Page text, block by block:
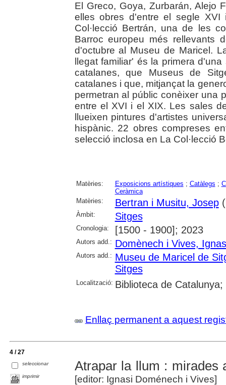
El Greco, Goya, Zurbarán, Alejo
elles obres d'entre el segle
Col·lecció Bertrán, una de les
Barroc europeu més rellevants
d'octubre al Museu de Maricel.
llegat familiar' és la primera
catalanes, que Museus de
catalanes i que, mitjançat la
permetran al públic conèixer una
entre el XVI i el XIX. Les sales
llueixen pintures d'artistes
hispànic. 22 obres compreses
selecció inclosa en La Col·lecció
Matèries: Exposicions artístiques ; Catàlegs ;
Ceràmica
Matèries:
Bertran i Musitu, Josep
Àmbit: Sitges
Cronologia: [1500 - 1900]; 2023
Autors add.: Domènech i Vives,
Autors add.: Museu de Maricel de
Sitges
Localització: Biblioteca de
Enllaç permanent a aquest
4 / 27
seleccionar
imprimir
Atrapar la llum : mirades
[editor: Ignasi Doménech i Vives]